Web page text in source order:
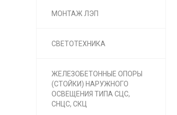
МОНТАЖ ЛЭП
СВЕТОТЕХНИКА
ЖЕЛЕЗОБЕТОННЫЕ ОПОРЫ
(СТОЙКИ) НАРУЖНОГО
ОСВЕЩЕНИЯ ТИПА СЦС,
СНЦС, СКЦ